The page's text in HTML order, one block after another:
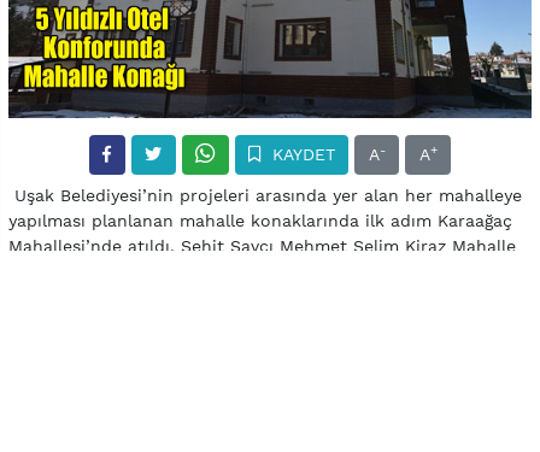
KAYDET A- A+
Uşak Belediyesi’nin projeleri arasında yer alan her mahalleye
yapılması planlanan mahalle konaklarında ilk adım Karaağaç
Mahallesi’nde atıldı. Şehit Savcı Mehmet Selim Kiraz Mahalle